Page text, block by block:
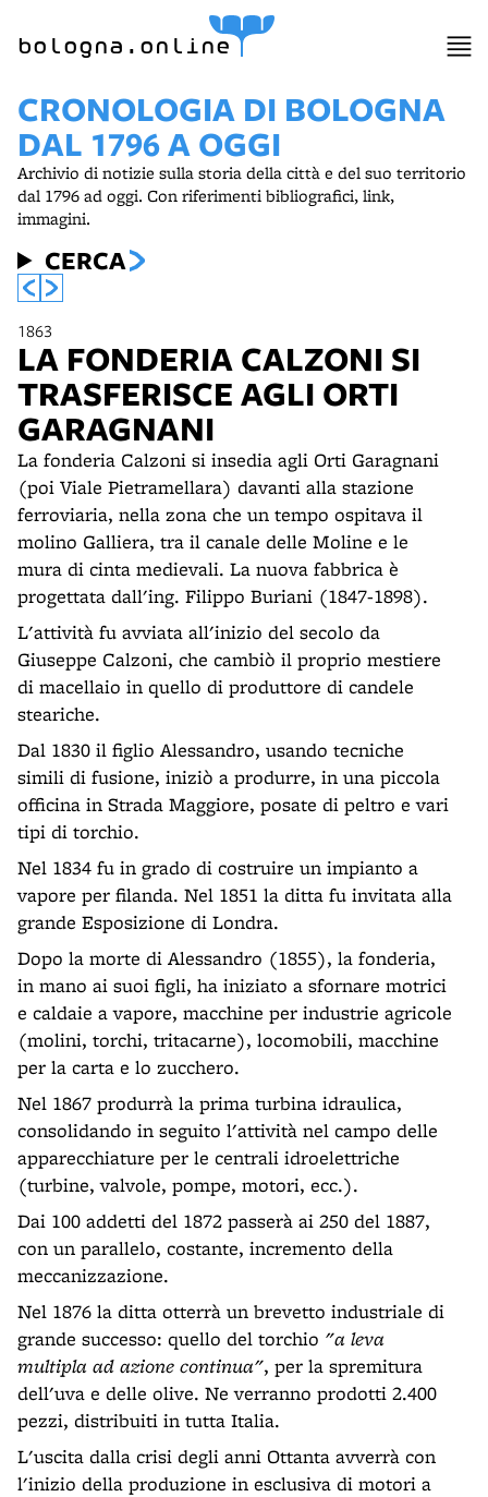
bologna.online
CRONOLOGIA DI BOLOGNA
DAL 1796 A OGGI
Archivio di notizie sulla storia della città e del suo territorio
dal 1796 ad oggi. Con riferimenti bibliografici, link,
immagini.
CERCA
1863
LA FONDERIA CALZONI SI
TRASFERISCE AGLI ORTI
GARAGNANI
La fonderia Calzoni si insedia agli Orti Garagnani
(poi Viale Pietramellara) davanti alla stazione
ferroviaria, nella zona che un tempo ospitava il
molino Galliera, tra il canale delle Moline e le
mura di cinta medievali. La nuova fabbrica è
progettata dall'ing. Filippo Buriani (1847-1898).
L'attività fu avviata all'inizio del secolo da
Giuseppe Calzoni, che cambiò il proprio mestiere
di macellaio in quello di produttore di candele
steariche.
Dal 1830 il figlio Alessandro, usando tecniche
simili di fusione, iniziò a produrre, in una piccola
officina in Strada Maggiore, posate di peltro e vari
tipi di torchio.
Nel 1834 fu in grado di costruire un impianto a
vapore per filanda. Nel 1851 la ditta fu invitata alla
grande Esposizione di Londra.
Dopo la morte di Alessandro (1855), la fonderia,
in mano ai suoi figli, ha iniziato a sfornare motrici
e caldaie a vapore, macchine per industrie agricole
(molini, torchi, tritacarne), locomobili, macchine
per la carta e lo zucchero.
Nel 1867 produrrà la prima turbina idraulica,
consolidando in seguito l'attività nel campo delle
apparecchiature per le centrali idroelettriche
(turbine, valvole, pompe, motori, ecc.).
Dai 100 addetti del 1872 passerà ai 250 del 1887,
con un parallelo, costante, incremento della
meccanizzazione.
Nel 1876 la ditta otterrà un brevetto industriale di
grande successo: quello del torchio "a leva
multipla ad azione continua", per la spremitura
dell'uva e delle olive. Ne verranno prodotti 2.400
pezzi, distribuiti in tutta Italia.
L'uscita dalla crisi degli anni Ottanta avverrà con
l'inizio della produzione in esclusiva di motori a